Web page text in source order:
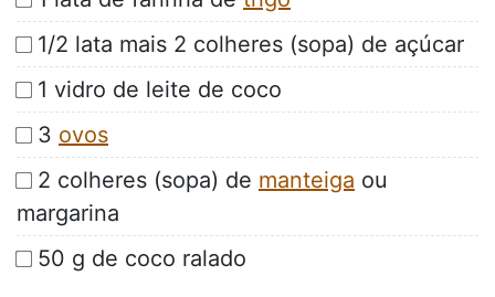
1/2 lata mais 2 colheres (sopa) de açúcar
1 vidro de leite de coco
3 ovos
2 colheres (sopa) de manteiga ou
margarina
50 g de coco ralado